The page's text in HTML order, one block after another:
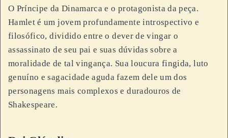
O Príncipe da Dinamarca e o protagonista da peça.
Hamlet é um jovem profundamente introspectivo e
filosófico, dividido entre o dever de vingar o
assassinato de seu pai e suas dúvidas sobre a
moralidade de tal vingança. Sua loucura fingida, luto
genuíno e sagacidade aguda fazem dele um dos
personagens mais complexos e duradouros de
Shakespeare.